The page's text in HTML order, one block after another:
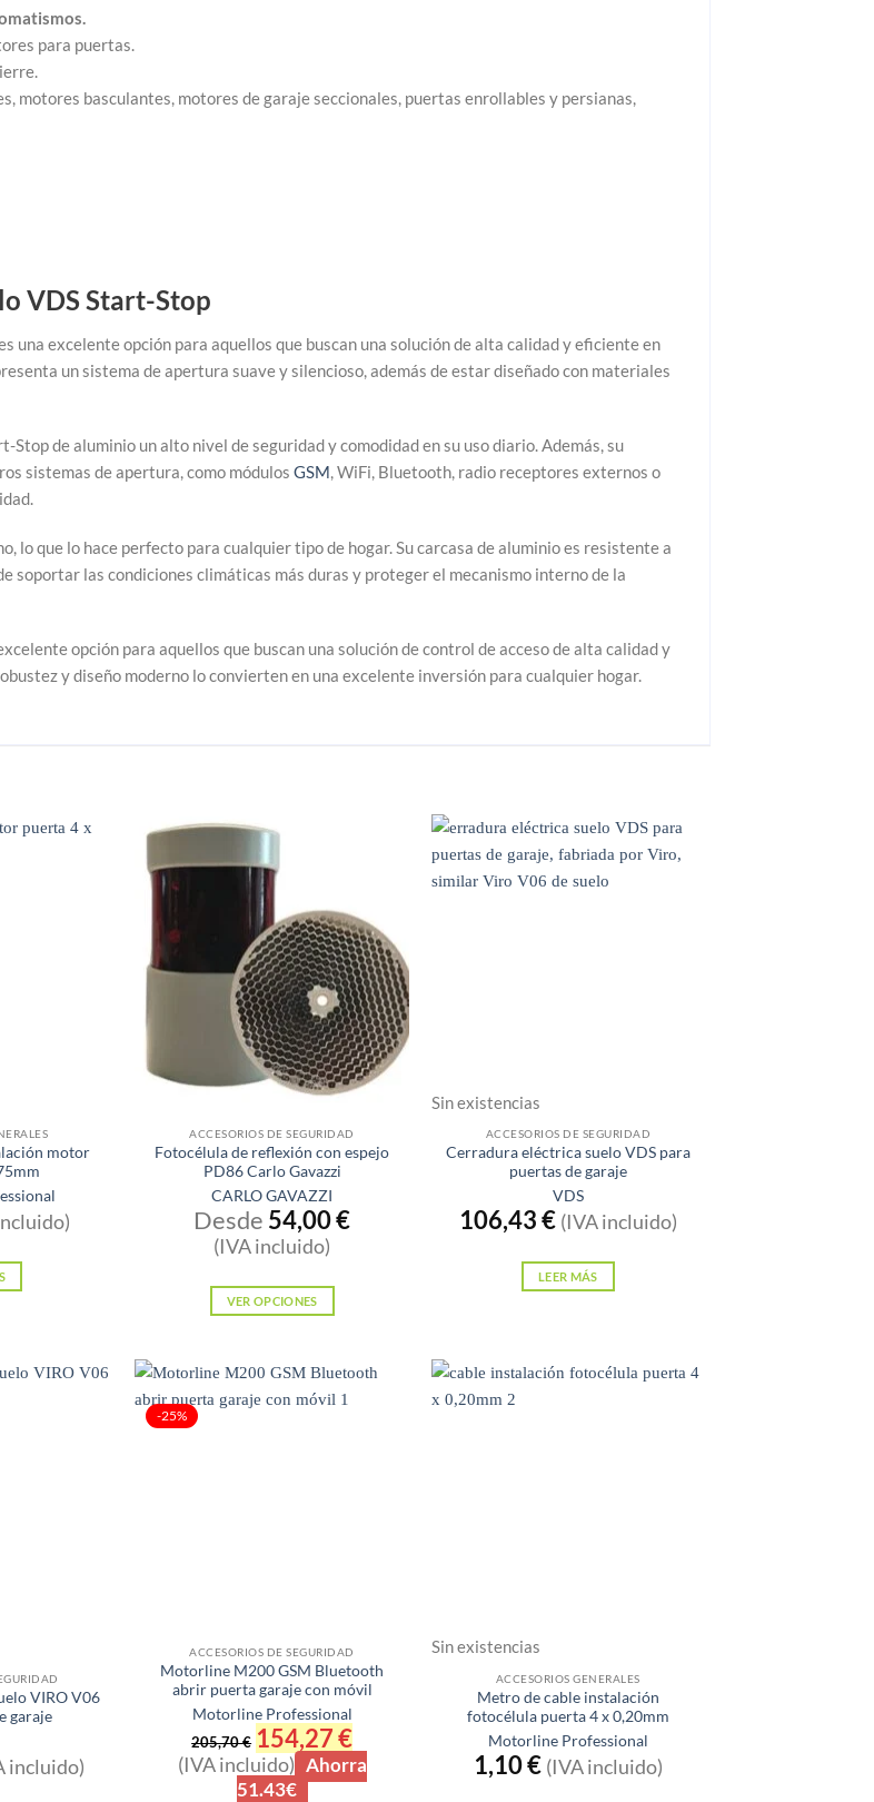
para puertas.
motores basculantes, motores de garaje seccionales, puertas enrollables y persianas,
VDS Start-Stop
una excelente opción para aquellos que buscan una solución de alta calidad y eficiente en
un sistema de apertura suave y silencioso, además de estar diseñado con materiales
Stop de aluminio un alto nivel de seguridad y comodidad en su uso diario. Además, su
sistemas de apertura, como módulos GSM, WiFi, Bluetooth, radio receptores externos o
lo que lo hace perfecto para cualquier tipo de hogar. Su carcasa de aluminio es resistente a
soportar las condiciones climáticas más duras y proteger el mecanismo interno de la
opción para aquellos que buscan una solución de control de acceso de alta calidad y
y diseño moderno lo convierten en una excelente inversión para cualquier hogar.
motor
ACCESORIOS DE SEGURIDAD
Fotocélula de reflexión con espejo
PD86 Carlo Gavazzi
CARLO GAVAZZI
Desde 54,00€
(IVA incluido)
VER OPCIONES
tiene
múltiples
página
de
producto
Sin existencias
ACCESORIOS DE SEGURIDAD
Cerradura eléctrica suelo VDS para
puertas de garaje
VDS
106,43€ (IVA incluido)
LEER MÁS
VIRO V06
garaje
incluido)
-25%
ACCESORIOS DE SEGURIDAD
Motorline M200 GSM Bluetooth
abrir puerta garaje con móvil
Motorline Professional
205,70€ El
precio
original
era:
154,27€El
precio
actual
es:
(IVA incluido) Ahorra
51.43€
Sin existencias
ACCESORIOS GENERALES
Metro de cable instalación
fotocélula puerta 4 x 0,20mm
Motorline Professional
1,10€ (IVA incluido)